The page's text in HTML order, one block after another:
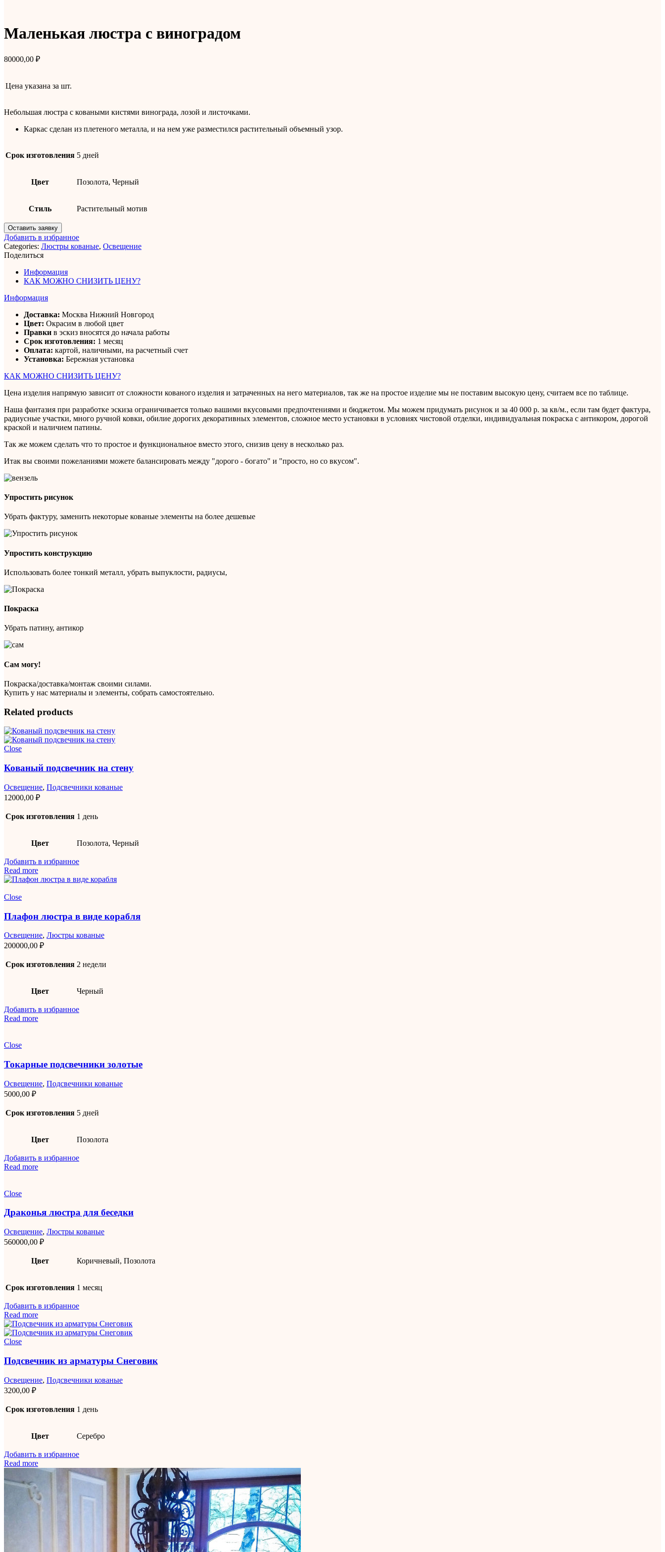
Маленькая люстра с виноградом
80000,00 ₽
Цена указана за шт.
Небольшая люстра с коваными кистями винограда, лозой и листочками.
Каркас сделан из плетеного металла, и на нем уже разместился растительный объемный узор.
Срок изготовления 5 дней
Цвет Позолота, Черный
Стиль Растительный мотив
Оставить заявку
Добавить в избранное
Categories: Люстры кованые, Освещение
Поделиться
Информация
КАК МОЖНО СНИЗИТЬ ЦЕНУ?
Информация
Доставка: Москва Нижний Новгород
Цвет: Окрасим в любой цвет
Правки в эскиз вносятся до начала работы
Срок изготовления: 1 месяц
Оплата: картой, наличными, на расчетный счет
Установка: Бережная установка
КАК МОЖНО СНИЗИТЬ ЦЕНУ?
Цена изделия напрямую зависит от сложности кованого изделия и затраченных на него материалов, так же на простое изделие мы не поставим высокую цену, считаем все по таблице.
Наша фантазия при разработке эскиза ограничивается только вашими вкусовыми предпочтениями и бюджетом. Мы можем придумать рисунок и за 40 000 р. за кв/м., если там будет фактура,
радиусные участки, много ручной ковки, обилие дорогих декоративных элементов, сложное место установки в условиях чистовой отделки, индивидуальная покраска с антикором, дорогой
краской и наличием патины.
Так же можем сделать что то простое и функциональное вместо этого, снизив цену в несколько раз.
Итак вы своими пожеланиями можете балансировать между "дорого - богато" и "просто, но со вкусом".
Упростить рисунок
Убрать фактуру, заменить некоторые кованые элементы на более дешевые
Упростить конструкцию
Использовать более тонкий металл, убрать выпуклости, радиусы,
Покраска
Убрать патину, антикор
Сам могу!
Покраска/доставка/монтаж своими силами.
Купить у нас материалы и элементы, собрать самостоятельно.
Related products
Close
Кованый подсвечник на стену
Освещение, Подсвечники кованые
12000,00 ₽
Срок изготовления 1 день
Цвет Позолота, Черный
Добавить в избранное
Read more
Close
Плафон люстра в виде корабля
Освещение, Люстры кованые
200000,00 ₽
Срок изготовления 2 недели
Цвет Черный
Добавить в избранное
Read more
Close
Токарные подсвечники золотые
Освещение, Подсвечники кованые
5000,00 ₽
Срок изготовления 5 дней
Цвет Позолота
Добавить в избранное
Read more
Close
Драконья люстра для беседки
Освещение, Люстры кованые
560000,00 ₽
Цвет Коричневый, Позолота
Срок изготовления 1 месяц
Добавить в избранное
Read more
Close
Подсвечник из арматуры Снеговик
Освещение, Подсвечники кованые
3200,00 ₽
Срок изготовления 1 день
Цвет Серебро
Добавить в избранное
Read more